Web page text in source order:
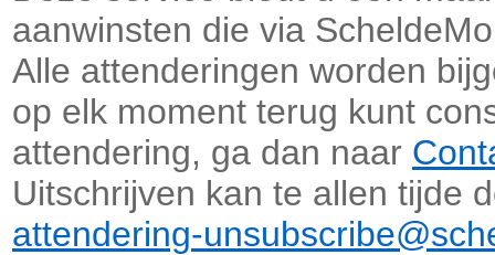
aanwinsten die via
Alle attenderingen worden
op elk moment terug kunt
attendering, ga dan naar
Uitschrijven kan te allen tijde
attendering-